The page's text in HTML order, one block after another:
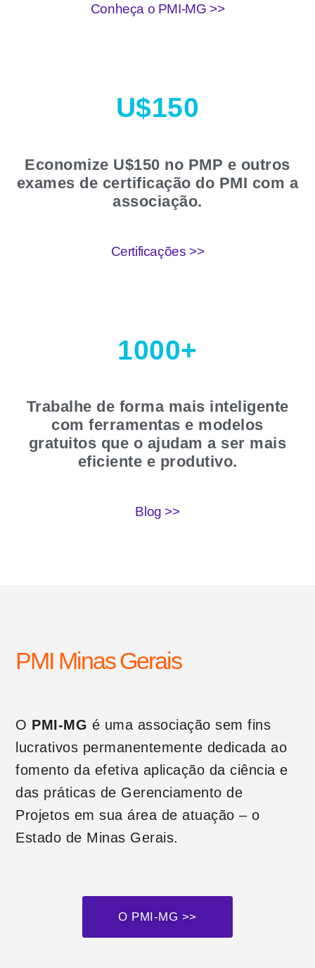
Conheça o PMI-MG >>
U$150
Economize U$150 no PMP e outros
exames de certificação do PMI com a
associação.
Certificações >>
1000+
Trabalhe de forma mais inteligente
com ferramentas e modelos
gratuitos que o ajudam a ser mais
eficiente e produtivo.
Blog >>
PMI Minas Gerais
O PMI-MG é uma associação sem fins
lucrativos permanentemente dedicada ao
fomento da efetiva aplicação da ciência e
das práticas de Gerenciamento de
Projetos em sua área de atuação – o
Estado de Minas Gerais.
O PMI-MG >>